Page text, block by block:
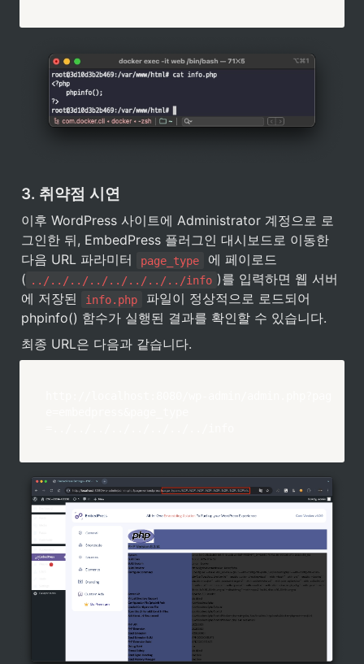
3. 취약점 시연
이후 WordPress 사이트에 Administrator 계정으로 로
그인한 뒤, EmbedPress 플러그인 대시보드로 이동한
다음 URL 파라미터
page_type
에 페이로드
( ../../../../../../../../info )를 입력하면 웹 서버
에 저장된
info.php
파일이 정상적으로 로드되어
phpinfo() 함수가 실행된 결과를 확인할 수 있습니다.
최종 URL은 다음과 같습니다.